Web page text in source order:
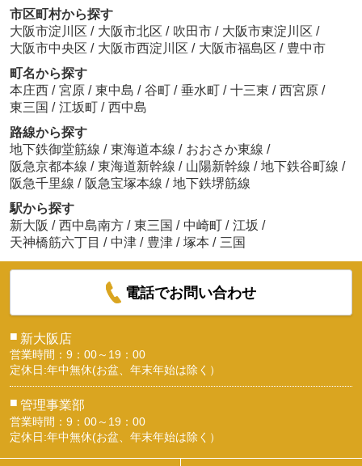
市区町村から探す
大阪市淀川区 / 大阪市北区 / 吹田市 / 大阪市東淀川区 /
大阪市中央区 / 大阪市西淀川区 / 大阪市福島区 / 豊中市
町名から探す
本庄西 / 宮原 / 東中島 / 谷町 / 垂水町 / 十三東 / 西宮原 /
東三国 / 江坂町 / 西中島
路線から探す
地下鉄御堂筋線 / 東海道本線 / おおさか東線 /
阪急京都本線 / 東海道新幹線 / 山陽新幹線 / 地下鉄谷町線 /
阪急千里線 / 阪急宝塚本線 / 地下鉄堺筋線
駅から探す
新大阪 / 西中島南方 / 東三国 / 中崎町 / 江坂 /
天神橋筋六丁目 / 中津 / 豊津 / 塚本 / 三国
電話でお問い合わせ
■ 新大阪店
営業時間：9：00～19：00
定休日:年中無休(お盆、年末年始は除く）
■ 管理事業部
営業時間：9：00～19：00
定休日:年中無休(お盆、年末年始は除く）